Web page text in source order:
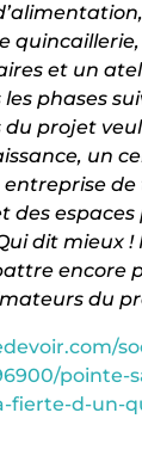
et un
les phases
du projet
un
entreprise
des
dit mieux !
encore
du
pointe-
fierte-d-un-